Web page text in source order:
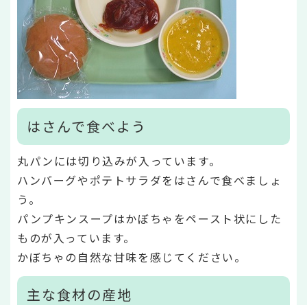
はさんで食べよう
丸パンには切り込みが入っています。
ハンバーグやポテトサラダをはさんで食べましょ
う。
パンプキンスープはかぼちゃをペースト状にした
ものが入っています。
かぼちゃの自然な甘味を感じてください。
主な食材の産地